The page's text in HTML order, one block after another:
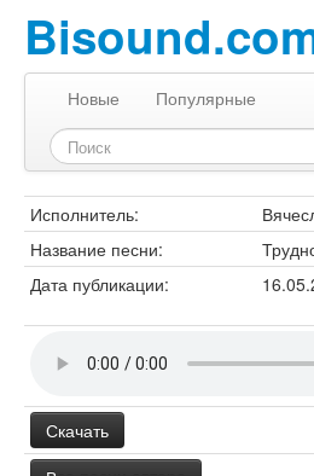
Новые Популярные
Исполнитель:
Название песни:
Дата публикации:
Скачать